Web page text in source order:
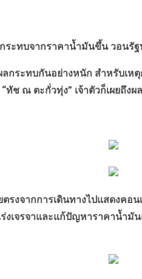
ระทบจากราคาน้ำมันขึ้น วอนรั
ทบกันอย่างหนัก สำหรับเหตุ
ทัช ณ ตะกั่วทุ่ง” เจ้าตัวก็เผยถึง
ากการเดินทางไปแสดงคอนเ
งเจรจาและแก้ปัญหาราคาน้ำ